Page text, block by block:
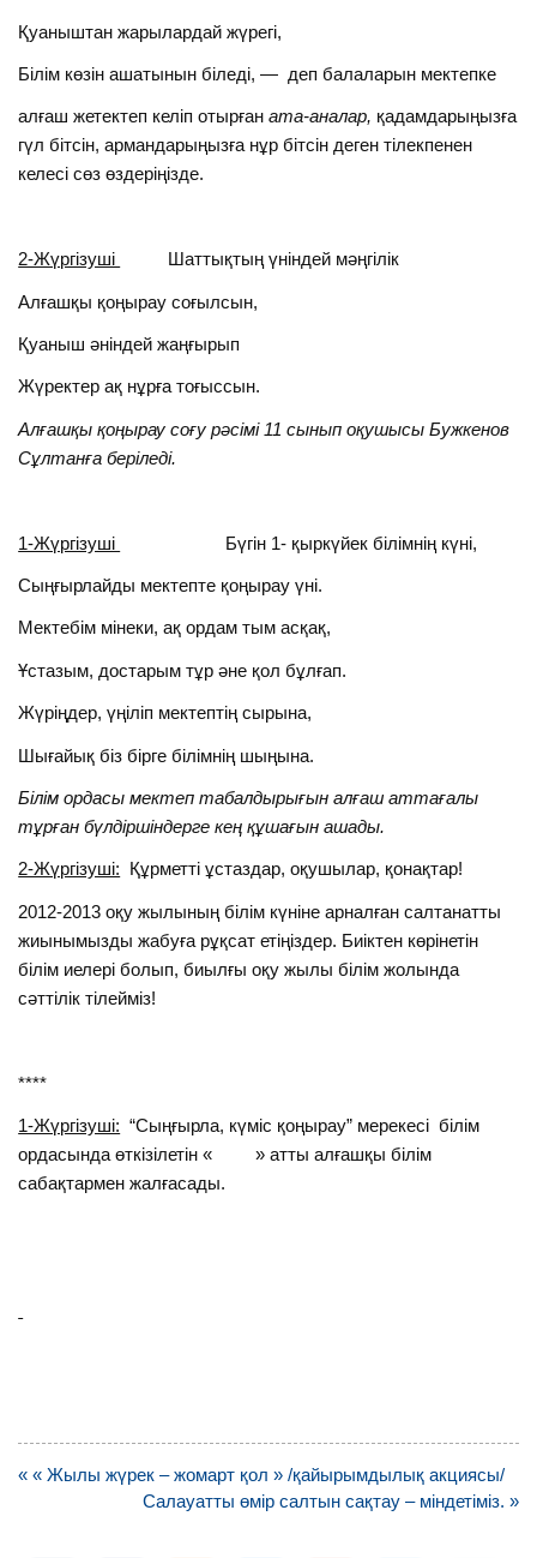
Қуаныштан жарылардай жүрегі,
Білім көзін ашатынын біледі, — деп балаларын мектепке
алғаш жетектеп келіп отырғаната-аналар, қадамдарыңызға
гүл бітсін, армандарыңызға нұр бітсін деген тілекпенен
келесі сөз өздеріңізде.
2-Жүргізуші Шаттықтың үніндей мәңгілік
Алғашқы қоңырау соғылсын,
Қуаныш әніндей жаңғырып
Жүректер ақ нұрға тоғыссын.
Алғашқы қоңырау соғу рәсімі 11 сынып оқушысы Бужкенов
Сұлтанға беріледі.
1-Жүргізуші Бүгін 1- қыркүйек білімнің күні,
Сыңғырлайды мектепте қоңырау үні.
Мектебім мінеки, ақ ордам тым асқақ,
Ұстазым, достарым тұр әне қол бұлғап.
Жүріңдер, үңіліп мектептің сырына,
Шығайық біз бірге білімнің шыңына.
Білім ордасымектеп табалдырығын алғаш аттағалы
тұрған бүлдіршіндергекең құшағын ашады.
2-Жүргізуші: Құрметті ұстаздар, оқушылар, қонақтар!
2012-2013 оқу жылының білім күніне арналған салтанатты
жиынымызды жабуға рұқсат етіңіздер. Биіктен көрінетін
білім иелері болып, биылғы оқу жылы білім жолында
сәттілік тілейміз!
****
1-Жүргізуші: “Сыңғырла, күміс қоңырау” мерекесi білім
ордасында өткізілетін « » атты алғашқы білім
сабақтармен жалғасады.
Навигация
« « Жылы жүрек – жомарт қол » /қайырымдылық акциясы/
Салауатты өмір салтын сақтау – міндетіміз. »